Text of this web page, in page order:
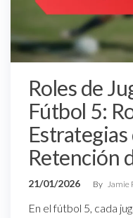
Roles de
Fútbol 5:
Retención
21/01/2026 By Jamie
En el fútbol 5, cada